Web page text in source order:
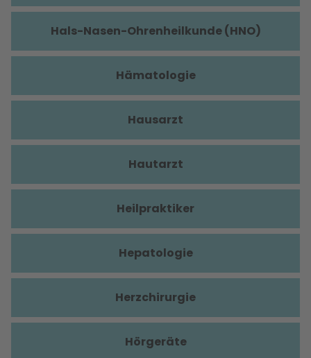
Hals-Nasen-Ohrenheilkunde (HNO)
Hämatologie
Hausarzt
Hautarzt
Heilpraktiker
Hepatologie
Herzchirurgie
Hörgeräte